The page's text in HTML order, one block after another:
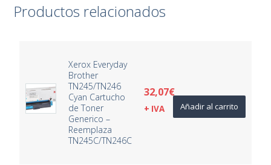
Productos relacionados
Xerox Everyday
Brother
TN245/TN246
Cyan Cartucho
de Toner
Generico –
Reemplaza
TN245C/TN246C
32,07€
+ IVA Añadir al carrito